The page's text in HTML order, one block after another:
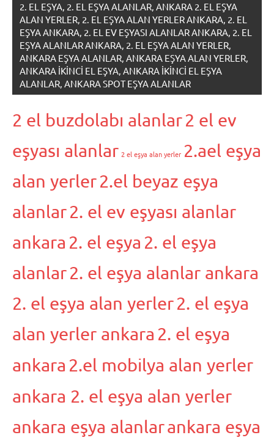
2. EL EŞYA, 2. EL EŞYA ALANLAR, ANKARA 2. EL EŞYA
ALAN YERLER, 2. EL EŞYA ALAN YERLER ANKARA, 2. EL
EŞYA ANKARA, 2. EL EV EŞYASI ALANLAR ANKARA, 2. EL
EŞYA ALANLAR ANKARA, 2. EL EŞYA ALAN YERLER,
ANKARA EŞYA ALANLAR, ANKARA EŞYA ALAN YERLER,
ANKARA IKINCI EL EŞYA, ANKARA IKINCI EL EŞYA
ALANLAR, ANKARA SPOT EŞYA ALANLAR
2 el buzdolabı alanlar2 el ev
eşyası alanlar 2 el eşya alan yerler 2.ael eşya
alan yerler2.el beyaz eşya
alanlar2. el ev eşyası alanlar
ankara 2. el eşya 2. el eşya
alanlar2. el eşya alanlar ankara
2. el eşya alan yerler2. el eşya
alan yerler ankara 2. el eşya
ankara 2.el mobilya alan yerler
ankara 2. el eşya alan yerler
ankara eşya alanlarankara eşya